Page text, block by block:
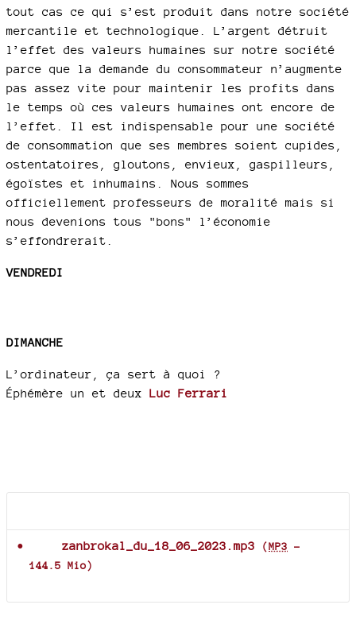
tout cas ce qui s’est produit dans notre société
mercantile et technologique. L’argent détruit
l’effet des valeurs humaines sur notre société
parce que la demande du consommateur n’augmente
pas assez vite pour maintenir les profits dans
le temps où ces valeurs humaines ont encore de
l’effet. Il est indispensable pour une société
de consommation que ses membres soient cupides,
ostentatoires, gloutons, envieux, gaspilleurs,
égoïstes et inhumains. Nous sommes
officiellement professeurs de moralité mais si
nous devenions tous "bons" l’économie
s’effondrerait.
VENDREDI
DIMANCHE
L’ordinateur, ça sert à quoi ?
Éphémère un et deux Luc Ferrari
zanbrokal_du_18_06_2023.mp3 (MP3 -
144.5 Mio)